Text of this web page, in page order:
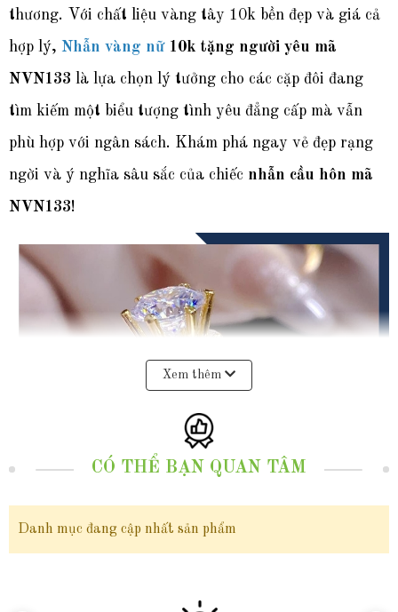
thương. Với chất liệu vàng tây 10k bền đẹp và giá cả
hợp lý, Nhẫn vàng nữ10k tặng người yêu mã
NVN133 là lựa chọn lý tưởng cho các cặp đôi đang
tìm kiếm một biểu tượng tình yêu đẳng cấp mà vẫn
phù hợp với ngân sách. Khám phá ngay vẻ đẹp rạng
ngời và ý nghĩa sâu sắc của chiếc nhẫn cầu hôn mã
NVN133!
Xem thêm
CÓ THỂ BẠN QUAN TÂM
Danh mục đang cập nhất sản phẩm